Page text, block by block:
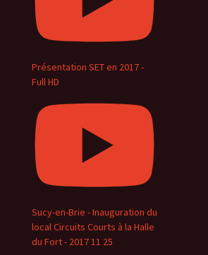
Présentation SET en 2017 -
Full HD
Sucy-en-Brie - Inauguration du
local Circuits Courts à la Halle
du Fort - 2017 11 25